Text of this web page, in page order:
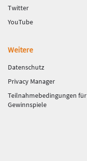
Twitter
YouTube
Weitere
Datenschutz
Privacy Manager
Teilnahmebedingungen für
Gewinnspiele